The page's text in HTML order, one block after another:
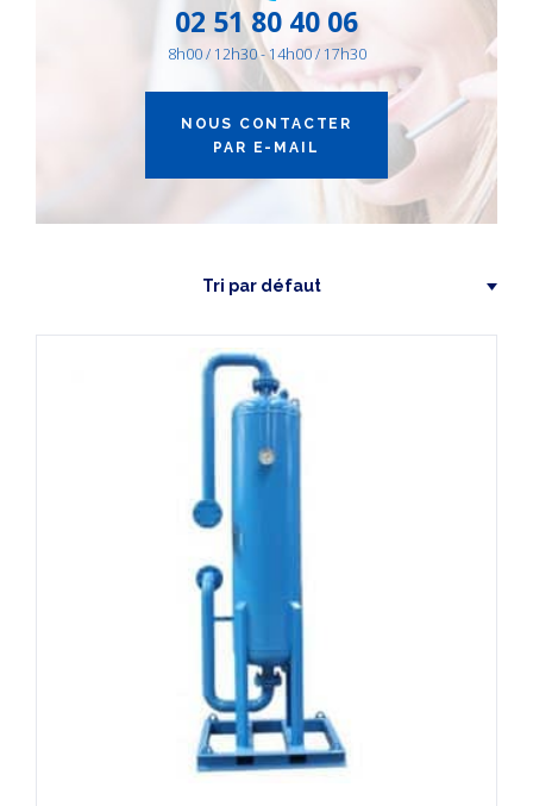
02 51 80 40 06
8h00 / 12h30 - 14h00 / 17h30
NOUS CONTACTER
PAR E-MAIL